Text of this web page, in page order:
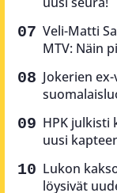
Veli-Matti
MTV: Näin
Jokerien
HPK julkisti
uusi
Lukon
löysivät